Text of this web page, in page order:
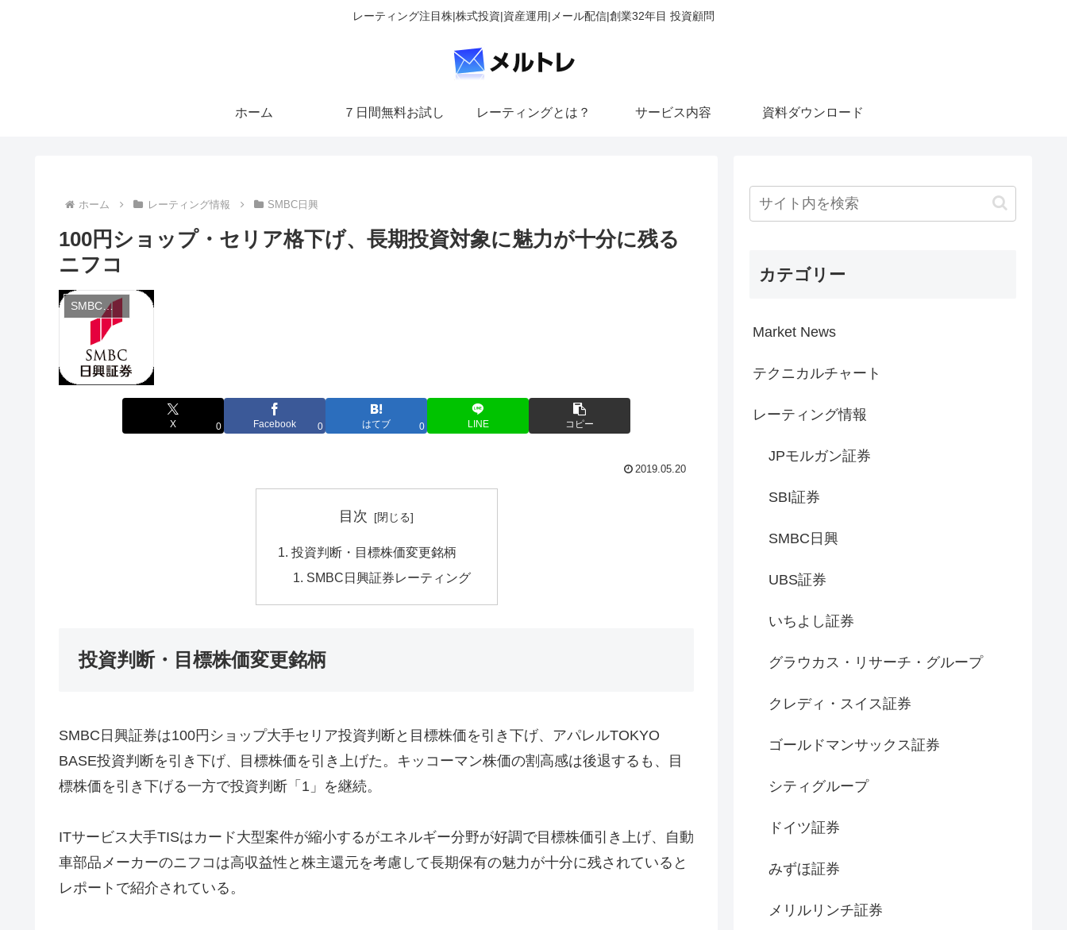
レーティング注目株|株式投資|資産運用|メール配信|創業32年目 投資顧問
ホーム ７日間無料お試し レーティングとは？ サービス内容 資料ダウンロード
ホーム レーティング情報 SMBC日興
100円ショップ・セリア格下げ、長期投資対象に魅力が十分に残る
ニフコ
SMBC日興
X 0 Facebook 0 はてブ 0 LINE コピー
2019.05.20
目次
投資判断・目標株価変更銘柄
SMBC日興証券レーティング
投資判断・目標株価変更銘柄
SMBC日興証券は100円ショップ大手セリア投資判断と目標株価を引き下げ、アパレルTOKYO
BASE投資判断を引き下げ、目標株価を引き上げた。キッコーマン株価の割高感は後退するも、目
標株価を引き下げる一方で投資判断「1」を継続。
ITサービス大手TISはカード大型案件が縮小するがエネルギー分野が好調で目標株価引き上げ、自動
車部品メーカーのニフコは高収益性と株主還元を考慮して長期保有の魅力が十分に残されていると
レポートで紹介されている。
カテゴリー
Market News
テクニカルチャート
レーティング情報
JPモルガン証券
SBI証券
SMBC日興
UBS証券
いちよし証券
グラウカス・リサーチ・グループ
クレディ・スイス証券
ゴールドマンサックス証券
シティグループ
ドイツ証券
みずほ証券
メリルリンチ証券